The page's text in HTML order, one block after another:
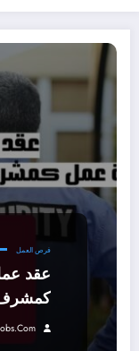
فرص العمل
عقد